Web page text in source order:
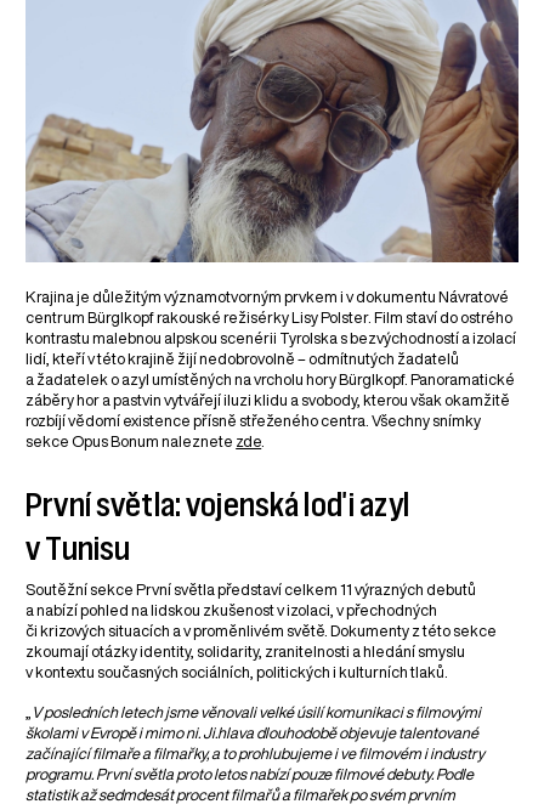
Krajina je důležitým významotvorným prvkem i v dokumentu Návratové
centrum Bürglkopf rakouské režisérky Lisy Polster. Film staví do ostrého
kontrastu malebnou alpskou scenérii Tyrolska s bezvýchodností a izolací
lidí, kteří v této krajině žijí nedobrovolně – odmítnutých žadatelů
a žadatelek o azyl umístěných na vrcholu hory Bürglkopf. Panoramatické
záběry hor a pastvin vytvářejí iluzi klidu a svobody, kterou však okamžitě
rozbíjí vědomí existence přísně střeženého centra. Všechny snímky
sekce Opus Bonum naleznete zde
První světla: vojenská loď i azyl
v Tunisu
Soutěžní sekce První světla představí celkem 11 výrazných debutů
a nabízí pohled na lidskou zkušenost v izolaci, v přechodných
či krizových situacích a v proměnlivém světě. Dokumenty z této sekce
zkoumají otázky identity, solidarity, zranitelnosti a hledání smyslu
v kontextu současných sociálních, politických i kulturních tlaků.
V posledních letech jsme věnovali velké úsilí komunikaci s filmovými
školami v Evropě i mimo ni. Ji.hlava dlouhodobě objevuje talentované
začínající filmaře a filmařky, a to prohlubujeme i ve filmovém i industry
programu. První světla proto letos nabízí pouze filmové debuty. Podle
statistik až sedmdesát procent filmařů a filmařek po svém prvním